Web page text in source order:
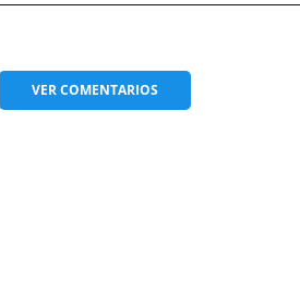
VERCOMENTARIOS